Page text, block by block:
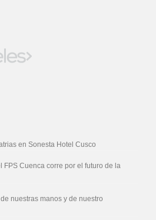
en Sonesta Hotel Cusco
FPS Cuenca corre por el futuro de la
nuestras manos y de nuestro